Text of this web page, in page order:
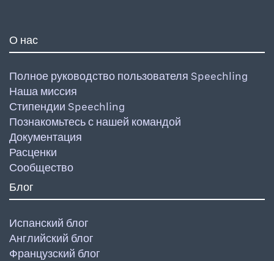
О нас
Полное руководство пользователя Speechling
Наша миссия
Стипендии Speechling
Познакомьтесь с нашей командой
Документация
Расценки
Сообщество
Блог
Испанский блог
Английский блог
Французский блог